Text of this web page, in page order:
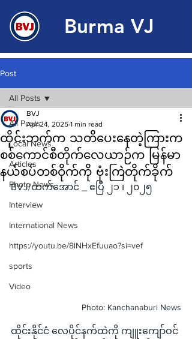
Burma VJ
Post
All Posts
Local News
Articles
Photo News
Interview
International News
https://youtu.be/8lNHxEfuuao?si=vef
sports
Video
All Posts
ထိုင်းဘက်က သတိပေးနေတဲ့ကြားက
စစ်ကောင်စီတိုက်လေယာဉ်က မြန်မာ
နယ်စပ်တစ်ဝိုက်ကို ဗုံးကြဲတိုက်ခိုက်
BVJ
Apr 24, 2025 1 min read
BVJ/ထက်အောင် _ ဧပြီ ၂၁ ၊ ၂၀၂၅
Photo: Kanchanaburi News
ထိုင်းနိုင်ငံ လေပိုင်နက်ထဲကို ကျူးကျော်ဝင်